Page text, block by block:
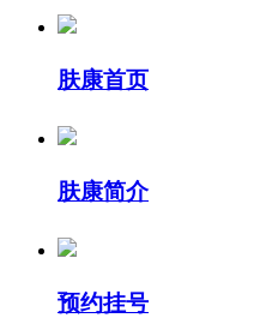
肤康首页
肤康简介
预约挂号